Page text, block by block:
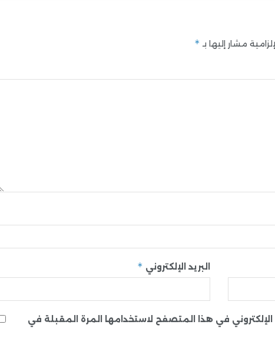
مشار إليها بـ *
البريد الإلكتروني *
في هذا المتصفح لاستخدامها المرة المقبلة في